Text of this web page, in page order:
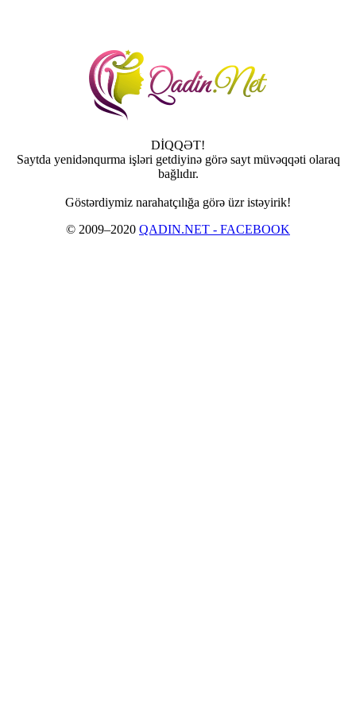
DİQQƏT!
Saytda yenidənqurma işləri getdiyinə görə sayt müvəqqəti olaraq
bağlıdır.
Göstərdiymiz narahatçılığa görə üzr istəyirik!
© 2009–2020 QADIN.NET - FACEBOOK